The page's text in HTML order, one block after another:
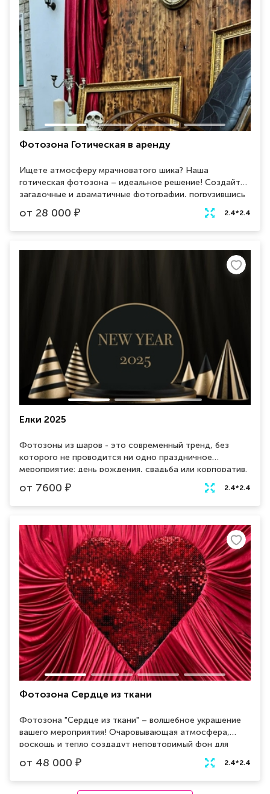
Фотозона Готическая в аренду
Ищете атмосферу мрачноватого шика? Наша
готическая фотозона – идеальное решение! Создайте
загадочные и драматичные фотографии, погрузившись
в мир теней и таинственности.
от 28 000 ₽ 2.4*2.4
Елки 2025
Фотозоны из шаров - это современный тренд, без
которого не проводится ни одно праздничное
мероприятие: день рождения, свадьба или корпоратив.
Эффектная фотозона в стилистике Фортнайт,
полностью изготовленная из шаров, придется по душе
маленькому геймеру. Шары включают в себя все
игры, геймерские надписи.
от 7600 ₽ 2.4*2.4
Фотозона Сердце из ткани
Фотозона "Сердце из ткани" – волшебное украшение
вашего мероприятия! Очаровывающая атмосфера,
роскошь и тепло создадут неповторимый фон для
ваших фотографий. Арендуйте эту уникальную
декорацию и воплотите в жизнь свою мечту о
волшебном событии!
от 48 000 ₽ 2.4*2.4